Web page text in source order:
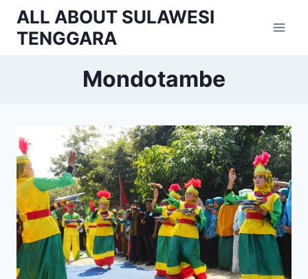
Skip
content
ALL ABOUT SULAWESI
TENGGARA
Mondotambe